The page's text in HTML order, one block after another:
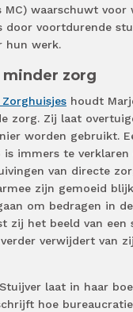
MC) waarschuwt
door voortdurende
hun werk.
minder zorg
Zorghuisjes houdt
zorg. Zij laat
worden gebruikt.
is immers te
van directe
zijn gemoeid
om bedragen in
zij het beeld van
verwijdert van
laat in haar
hoe